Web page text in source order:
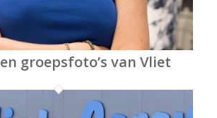
groepsfoto’s van Vliet